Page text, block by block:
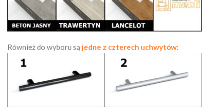
Również do wyboru są jedne z czterech uchwytów: